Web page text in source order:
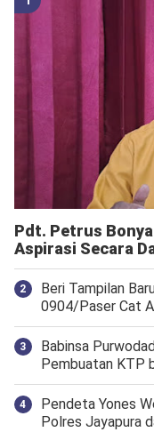
Pdt. Petrus
Aspirasi Secara
Beri Tampilan
0904/Paser Cat
Babinsa
Pembuatan KTP
Pendeta Yones
Polres Jayapura